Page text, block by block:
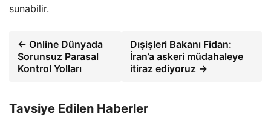
sunabilir.
← Online Dünyada
Sorunsuz Parasal
Kontrol Yolları
Dışişleri Bakanı Fidan:
İran’a askeri müdahaleye
itiraz ediyoruz →
Tavsiye Edilen Haberler